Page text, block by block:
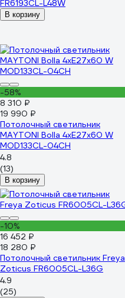
FR6193CL-L48W
В корзину
-58%
8 310 ₽
19 990 ₽
Потолочный светильник
MAYTONI Bolla 4хE27x60 W
MOD133CL-04CH
4.8
(13)
В корзину
-10%
16 452 ₽
18 280 ₽
Потолочный светильник Freya
Zoticus FR6005CL-L36G
4.9
(25)